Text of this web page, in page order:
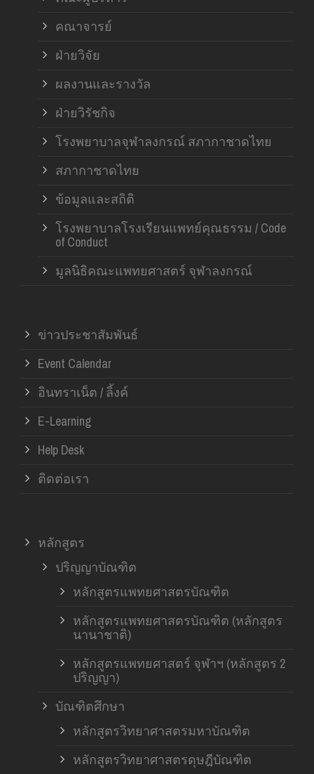
คณาจารย์
ฝ่ายวิจัย
ผลงานและรางวัล
ฝ่ายวิรัชกิจ
โรงพยาบาลจุฬาลงกรณ์ สภากาชาดไทย
สภากาชาดไทย
ข้อมูลและสถิติ
โรงพยาบาลโรงเรียนแพทย์คุณธรรม / Code
of Conduct
มูลนิธิคณะแพทยศาสตร์ จุฬาลงกรณ์
ข่าวประชาสัมพันธ์
Event Calendar
อินทราเน็ต / ลิ้งค์
E-Learning
Help Desk
ติดต่อเรา
หลักสูตร
ปริญญาบัณฑิต
หลักสูตรแพทยศาสตรบัณฑิต
หลักสูตรแพทยศาสตรบัณฑิต (หลักสูตร
นานาชาติ)
หลักสูตรแพทยศาสตร์ จุฬาฯ (หลักสูตร 2
ปริญญา)
บัณฑิตศึกษา
หลักสูตรวิทยาศาสตรมหาบัณฑิต
หลักสูตรวิทยาศาสตรดุษฎีบัณฑิต